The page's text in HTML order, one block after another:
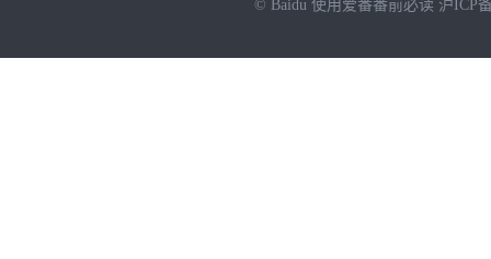
© Baidu 使用爱番番前必读 沪ICP